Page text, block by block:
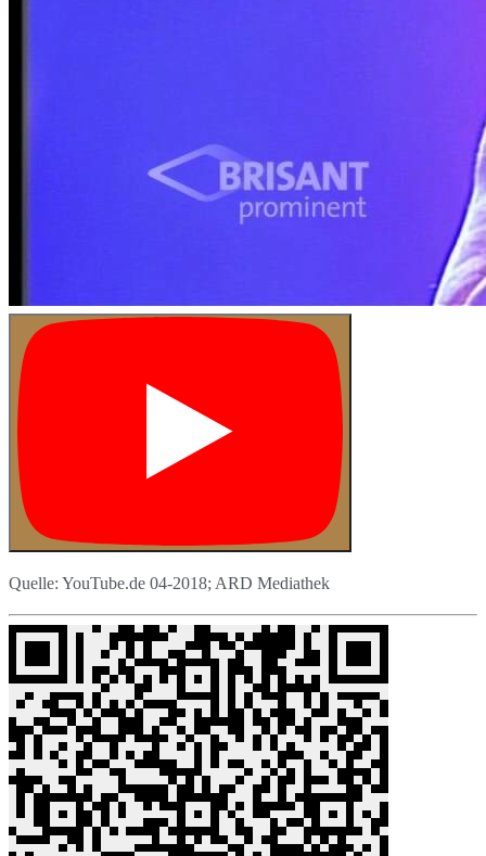
Quelle: YouTube.de 04-2018; ARD Mediathek
🍅
TomTomate.de
2018-2026 📲
👉 Ähnliche Beiträge🍅: